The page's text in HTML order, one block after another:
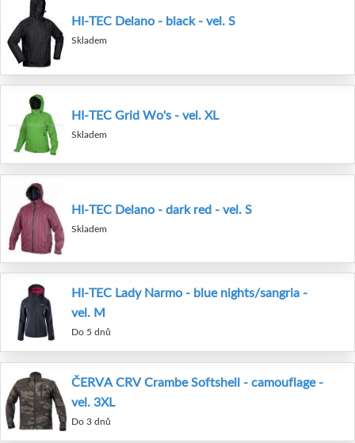
HI-TEC Delano - black - vel. S
Skladem
HI-TEC Grid Wo's - vel. XL
Skladem
HI-TEC Delano - dark red - vel. S
Skladem
HI-TEC Lady Narmo - blue nights/sangria -
vel. M
Do 5 dnů
ČERVA CRV Crambe Softshell - camouflage -
vel. 3XL
Do 3 dnů